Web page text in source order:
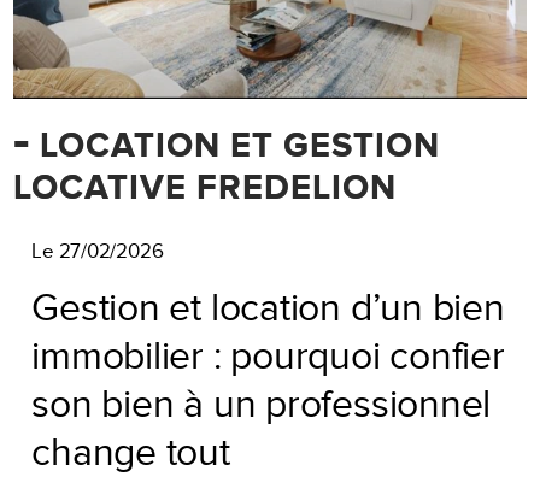
- LOCATION ET GESTION
LOCATIVE FREDELION
Le 27/02/2026
Gestion et location d’un bien
immobilier : pourquoi confier
son bien à un professionnel
change tout